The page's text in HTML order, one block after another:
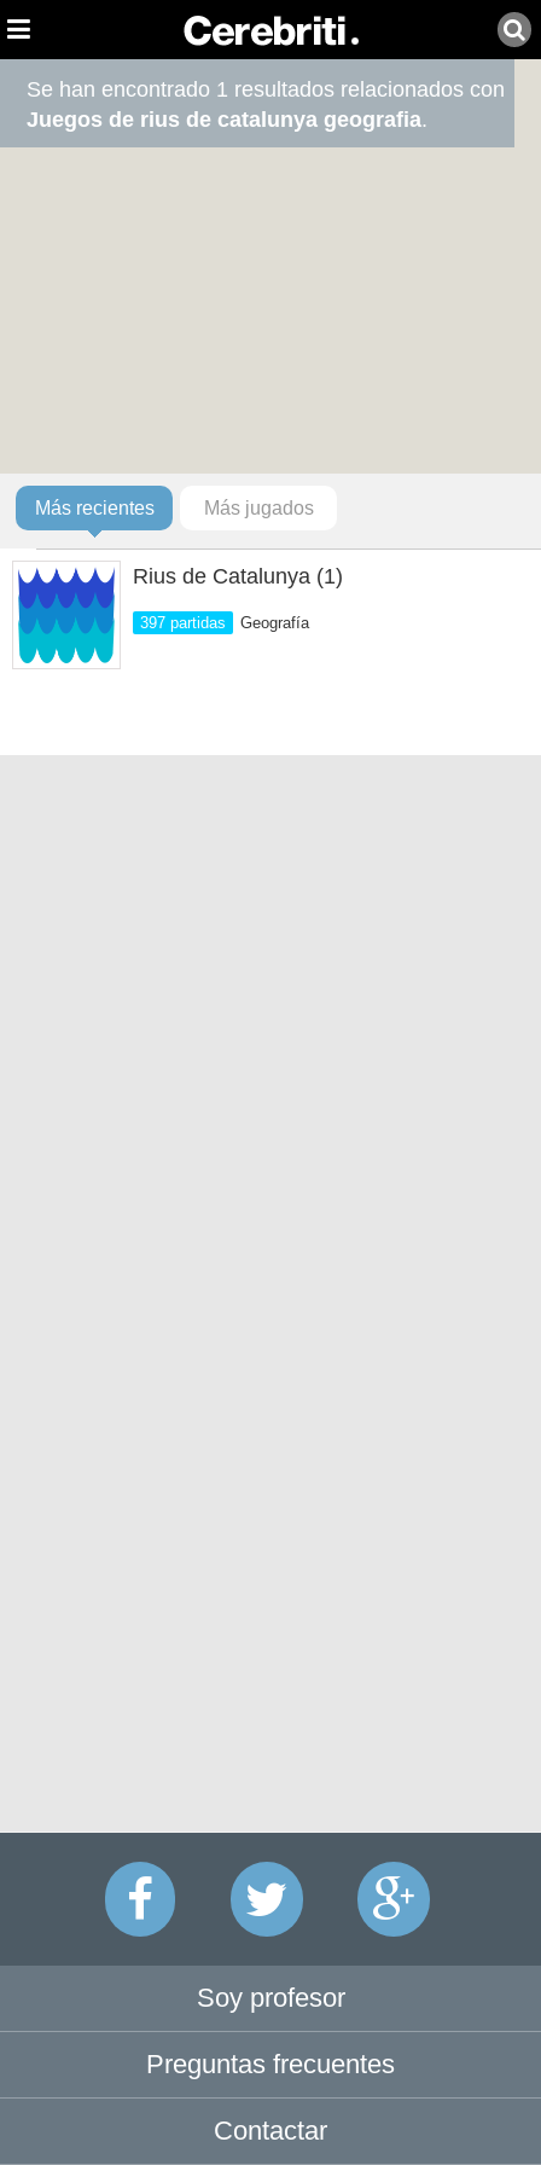
Se han encontrado 1 resultados relacionados con
Juegos de rius de catalunya geografia.
Más recientes Más jugados
Rius de Catalunya (1)
397 partidas Geografía
Soy profesor
Preguntas frecuentes
Contactar